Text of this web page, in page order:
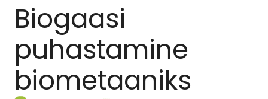
Biogaasi
puhastamine
biometaaniks